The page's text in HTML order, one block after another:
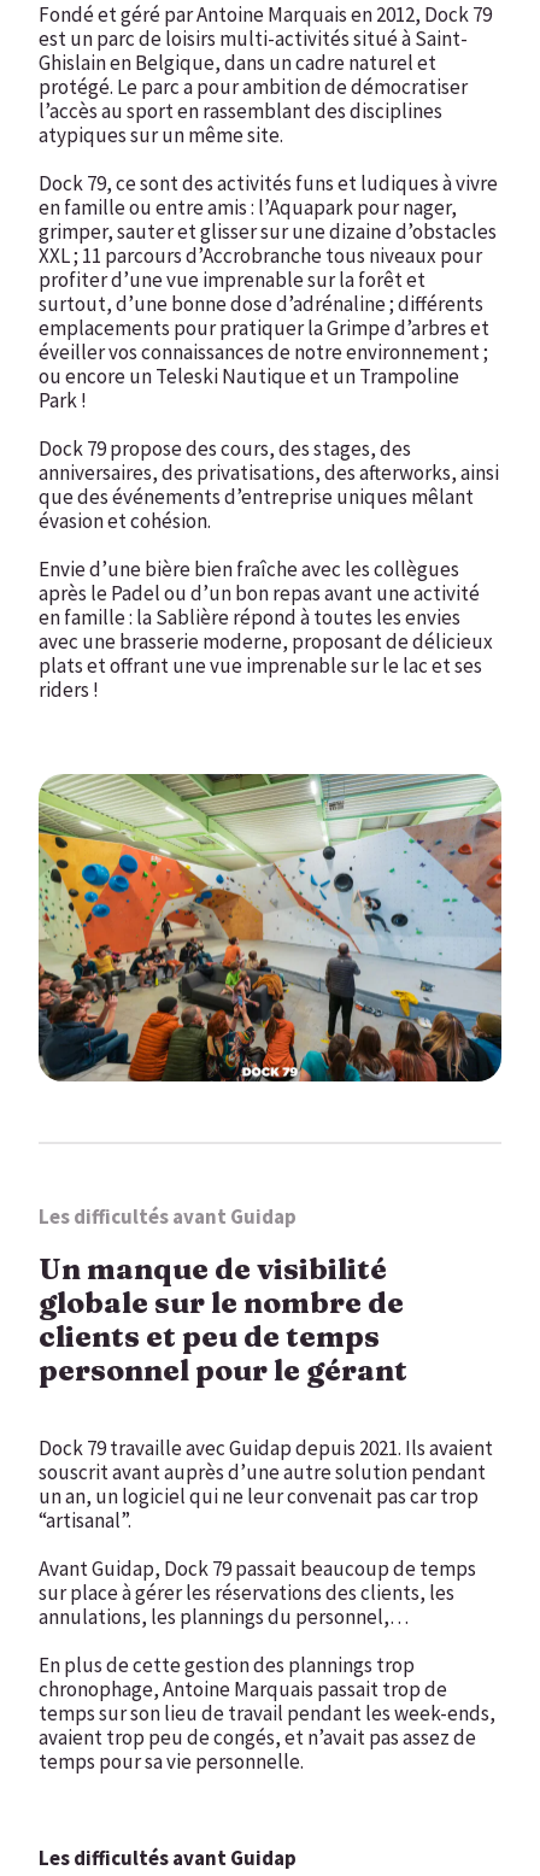
Fondé et géré par Antoine Marquais en 2012, Dock 79
est un parc de loisirs multi-activités situé à Saint-
Ghislain en Belgique, dans un cadre naturel et
protégé. Le parc a pour ambition de démocratiser
l’accès au sport en rassemblant des disciplines
atypiques sur un même site.
Dock 79, ce sont des activités funs et ludiques à vivre
en famille ou entre amis : l’Aquapark pour nager,
grimper, sauter et glisser sur une dizaine d’obstacles
XXL ; 11 parcours d’Accrobranche tous niveaux pour
profiter d’une vue imprenable sur la forêt et
surtout, d’une bonne dose d’adrénaline ; différents
emplacements pour pratiquer la Grimpe d’arbres et
éveiller vos connaissances de notre environnement ;
ou encore un Teleski Nautique et un Trampoline
Park !
Dock 79 propose des cours, des stages, des
anniversaires, des privatisations, des afterworks, ainsi
que des événements d’entreprise uniques mêlant
évasion et cohésion.
Envie d’une bière bien fraîche avec les collègues
après le Padel ou d’un bon repas avant une activité
en famille : la Sablière répond à toutes les envies
avec une brasserie moderne, proposant de délicieux
plats et offrant une vue imprenable sur le lac et ses
riders !
Les difficultés avant Guidap
Un manque de visibilité
globale sur le nombre de
clients et peu de temps
personnel pour le gérant
Dock 79 travaille avec Guidap depuis 2021. Ils avaient
souscrit avant auprès d’une autre solution pendant
un an, un logiciel qui ne leur convenait pas car trop
“artisanal”.
Avant Guidap, Dock 79 passait beaucoup de temps
sur place à gérer les réservations des clients, les
annulations, les plannings du personnel,…
En plus de cette gestion des plannings trop
chronophage, Antoine Marquais passait trop de
temps sur son lieu de travail pendant les week-ends,
avaient trop peu de congés, et n’avait pas assez de
temps pour sa vie personnelle.
Les difficultés avant Guidap